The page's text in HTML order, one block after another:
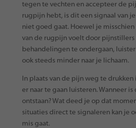
tegen te vechten en accepteer de
rugpijn hebt, is dit een signaal van
niet goed gaat. Hoewel je
van de rugpijn voelt door pijnstillers
behandelingen te ondergaan,
ook steeds minder naar je lichaam.
In plaats van de pijn weg te
er naar te gaan luisteren. Wanneer
ontstaan? Wat deed je op dat
situaties direct te signaleren kan je
mis gaat.